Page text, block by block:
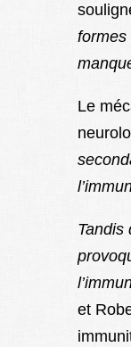
formes
Le
Tandis
et